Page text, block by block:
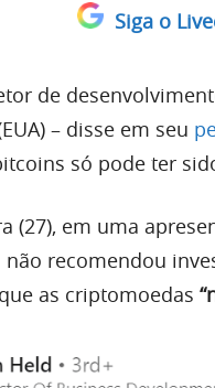
Siga o
de
– disse em seu
só pode ter
(27), em uma
recomendou
as criptomoedas